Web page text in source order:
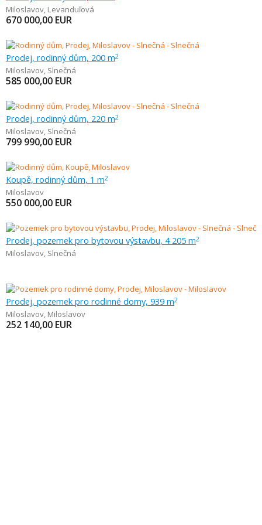
Miloslavov, Levanduľová
670 000,00 EUR
Prodej, rodinný dům, 200 m2
Miloslavov, Slnečná
585 000,00 EUR
Prodej, rodinný dům, 220 m2
Miloslavov, Slnečná
799 990,00 EUR
Koupě, rodinný dům, 1 m2
Miloslavov
550 000,00 EUR
Prodej, pozemek pro bytovou výstavbu, 4 205 m2
Miloslavov, Slnečná
Prodej, pozemek pro rodinné domy, 939 m2
Miloslavov, Miloslavov
252 140,00 EUR